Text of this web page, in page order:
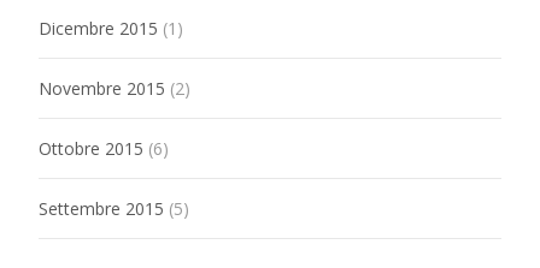
Dicembre 2015 (1)
Novembre 2015 (2)
Ottobre 2015 (6)
Settembre 2015 (5)